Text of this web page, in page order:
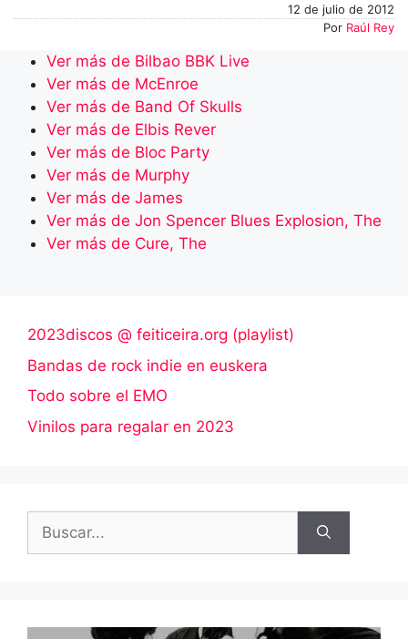
12 de julio de 2012
Por Raúl Rey
Ver más de Bilbao BBK Live
Ver más de McEnroe
Ver más de Band Of Skulls
Ver más de Elbis Rever
Ver más de Bloc Party
Ver más de Murphy
Ver más de James
Ver más de Jon Spencer Blues Explosion, The
Ver más de Cure, The
2023discos @ feiticeira.org (playlist)
Bandas de rock indie en euskera
Todo sobre el EMO
Vinilos para regalar en 2023